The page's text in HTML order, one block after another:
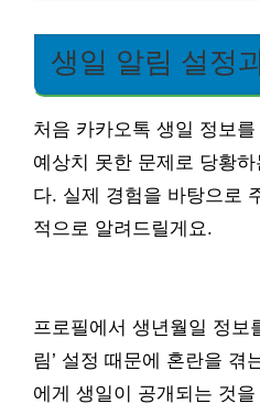
생일 알림 설정
처음 카카오톡 생일 정보
예상치 못한 문제로 당황
다. 실제 경험을 바탕으로
적으로 알려드릴게요.
프로필에서 생년월일 정보
림’ 설정 때문에 혼란을 겪
에게 생일이 공개되는 것